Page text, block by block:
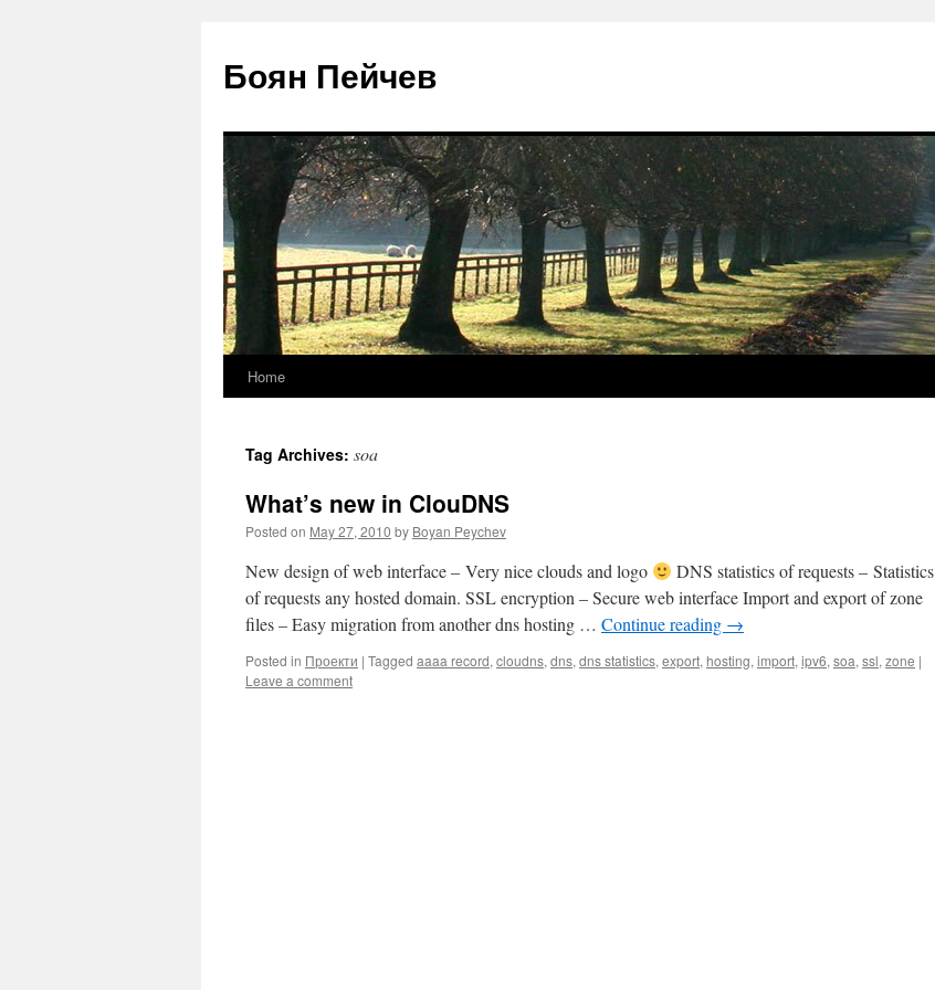
Боян Пейчев
Skip
content
Home
Tag Archives: soa
What’s new in ClouDNS
Posted on May 27, 2010 by Boyan Peychev
New design of web interface – Very nice clouds and logo
DNS statistics of requests – Statistics
of requests any hosted domain. SSL encryption – Secure web interface Import and export of zone
files – Easy migration from another dns hosting … Continue reading →
Posted in Проекти | Tagged aaaa record, cloudns, dns, dns statistics, export, hosting, import, ipv6, soa, ssl, zone |
Leave a comment